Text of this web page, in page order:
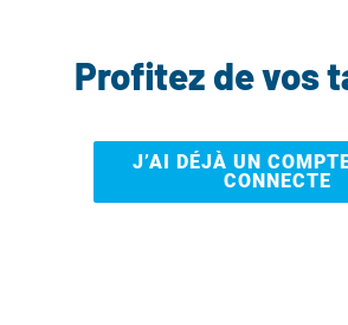
Profitez de vos
J’AI DÉJÀ UN
CONNECTE